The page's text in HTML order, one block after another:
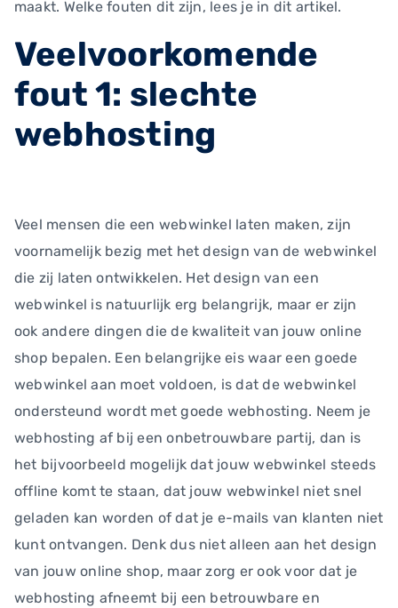
maakt. Welke fouten dit zijn, lees je in dit artikel.
Veelvoorkomende
fout 1: slechte
webhosting
Veel mensen die een webwinkel laten maken, zijn
voornamelijk bezig met het design van de webwinkel
die zij laten ontwikkelen. Het design van een
webwinkel is natuurlijk erg belangrijk, maar er zijn
ook andere dingen die de kwaliteit van jouw online
shop bepalen. Een belangrijke eis waar een goede
webwinkel aan moet voldoen, is dat de webwinkel
ondersteund wordt met goede webhosting. Neem je
webhosting af bij een onbetrouwbare partij, dan is
het bijvoorbeeld mogelijk dat jouw webwinkel steeds
offline komt te staan, dat jouw webwinkel niet snel
geladen kan worden of dat je e-mails van klanten niet
kunt ontvangen. Denk dus niet alleen aan het design
van jouw online shop, maar zorg er ook voor dat je
webhosting afneemt bij een betrouwbare en